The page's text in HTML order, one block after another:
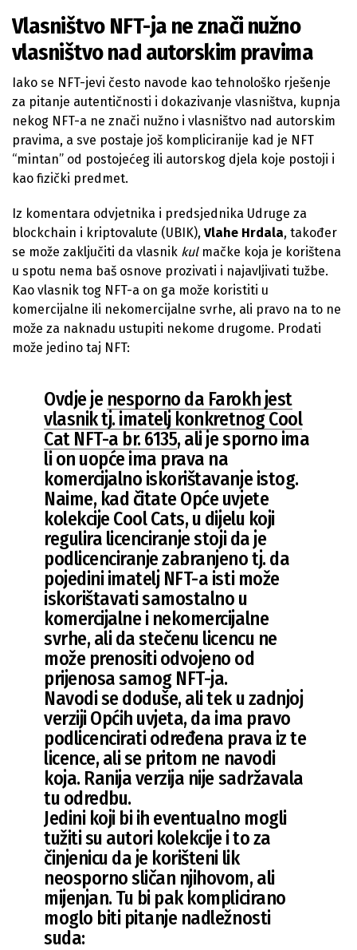
Vlasništvo NFT-ja ne znači nužno
vlasništvo nad autorskim pravima
Iako se NFT-jevi često navode kao tehnološko rješenje
za pitanje autentičnosti i dokazivanje vlasništva, kupnja
nekog NFT-a ne znači nužno i vlasništvo nad autorskim
pravima, a sve postaje još kompliciranije kad je NFT
“mintan” od postojećeg ili autorskog djela koje postoji i
kao fizički predmet.
Iz komentara odvjetnika i predsjednika Udruge za
blockchain i kriptovalute (UBIK), Vlahe Hrdala, također
se može zaključiti da vlasnik kulmačke koja je korištena
u spotu nema baš osnove prozivati i najavljivati tužbe.
Kao vlasnik tog NFT-a on ga može koristiti u
komercijalne ili nekomercijalne svrhe, ali pravo na to ne
može za naknadu ustupiti nekome drugome. Prodati
može jedino taj NFT:
Ovdje je nesporno da Farokh jest
vlasnik tj. imatelj konkretnog Cool
Cat NFT-a br. 6135, ali je sporno ima
li on uopće ima prava na
komercijalno iskorištavanje istog.
Naime, kad čitate Opće uvjete
kolekcije Cool Cats, u dijelu koji
regulira licenciranje stoji da je
podlicenciranje zabranjeno tj. da
pojedini imatelj NFT-a isti može
iskorištavati samostalno u
komercijalne i nekomercijalne
svrhe, ali da stečenu licencu ne
može prenositi odvojeno od
prijenosa samog NFT-ja.
Navodi se doduše, ali tek u zadnjoj
verziji Općih uvjeta, da ima pravo
podlicencirati određena prava iz te
licence, ali se pritom ne navodi
koja. Ranija verzija nije sadržavala
tu odredbu.
Jedini koji bi ih eventualno mogli
tužiti su autori kolekcije i to za
činjenicu da je korišteni lik
neosporno sličan njihovom, ali
mijenjan. Tu bi pak komplicirano
moglo biti pitanje nadležnosti
suda: